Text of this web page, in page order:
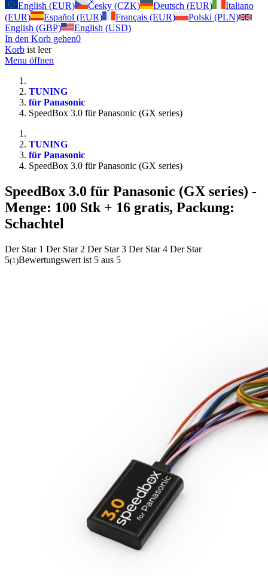
English (EUR)
Česky (CZK) Deutsch (EUR)
Italiano
(EUR)
Español (EUR) Français (EUR)
Polski (PLN)
English (GBP)
English (USD)
In den Korb gehen0
Korb ist leer
Menu öffnen
TUNING
für Panasonic
SpeedBox 3.0 für Panasonic (GX series)
TUNING
für Panasonic
SpeedBox 3.0 für Panasonic (GX series)
SpeedBox 3.0 für Panasonic (GX series) -
Menge: 100 Stk + 16 gratis, Packung:
Schachtel
Der Star 1 Der Star 2 Der Star 3 Der Star 4 Der Star
5(1 )Bewertungswert ist 5 aus 5